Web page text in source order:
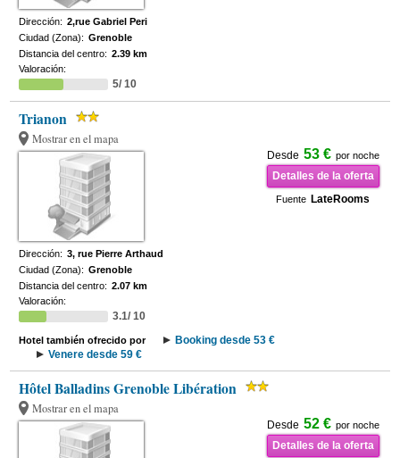
Dirección: 2,rue Gabriel Peri
Ciudad (Zona): Grenoble
Distancia del centro: 2.39 km
Valoración:
5/ 10
Trianon
Mostrar en el mapa
Desde 53 € por noche
Detalles de la oferta
Fuente LateRooms
Dirección: 3, rue Pierre Arthaud
Ciudad (Zona): Grenoble
Distancia del centro: 2.07 km
Valoración:
3.1/ 10
Hotel también ofrecido por
Booking desde 53 €
Venere desde 59 €
Hôtel Balladins Grenoble Libération
Mostrar en el mapa
Desde 52 € por noche
Detalles de la oferta